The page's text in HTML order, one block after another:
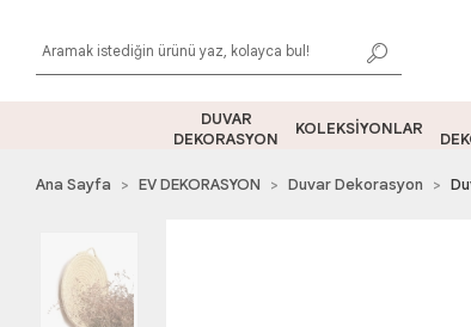
DUVAR
DEKORASYON
KOLEKSİYONLAR
Ana Sayfa EV DEKORASYON Duvar Dekorasyon